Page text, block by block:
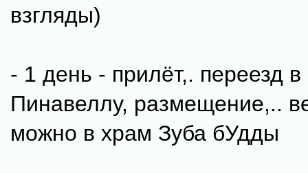
взгляды)
- 1 день - прилёт,. переезд
Пинавеллу, размещение,..
можно в храм Зуба бУдды